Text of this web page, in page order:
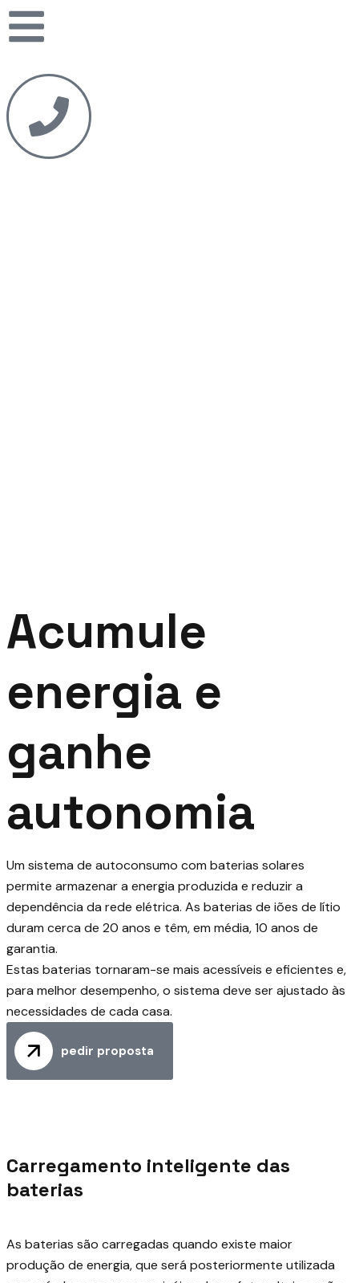
Acumule
energia e
ganhe
autonomia
Um sistema de autoconsumo com baterias solares
permite armazenar a energia produzida e reduzir a
dependência da rede elétrica. As baterias de iões de lítio
duram cerca de 20 anos e têm, em média, 10 anos de
garantia.
Estas baterias tornaram-se mais acessíveis e eficientes e,
para melhor desempenho, o sistema deve ser ajustado às
necessidades de cada casa.
pedir proposta
Carregamento inteligente das
baterias
As baterias são carregadas quando existe maior
produção de energia, que será posteriormente utilizada